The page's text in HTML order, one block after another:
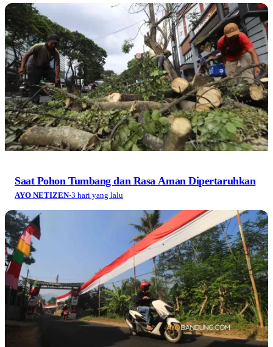
Saat Pohon Tumbang dan Rasa Aman Dipertaruhkan
AYO NETIZEN·3 hari yang lalu